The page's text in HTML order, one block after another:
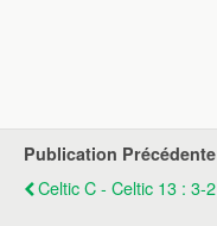
Publication Précédente
Celtic C - Celtic 13 : 3-2